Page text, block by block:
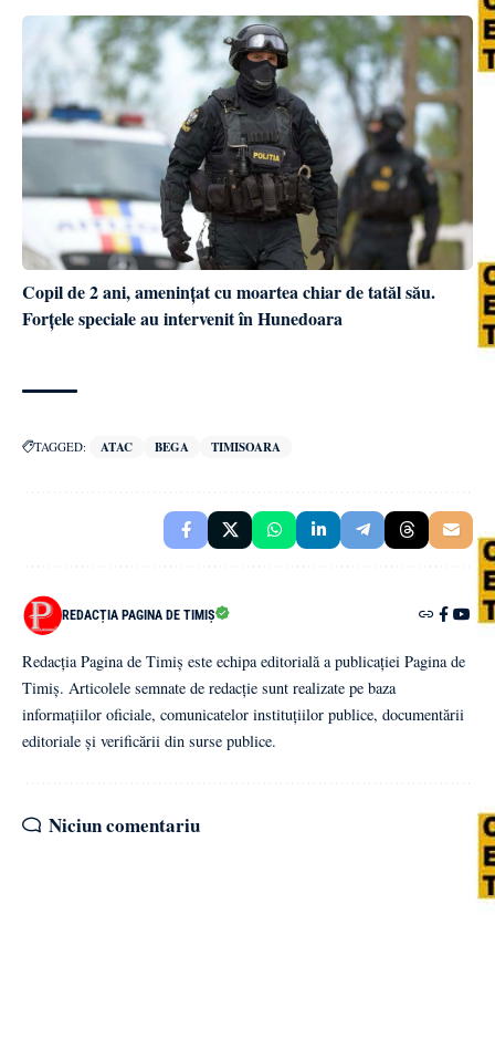
Copil de 2 ani, amenințat cu moartea chiar de tatăl său.
Forțele speciale au intervenit în Hunedoara
TAGGED: ATAC BEGA TIMISOARA
REDACȚIA PAGINA DE TIMIȘ
Redacția Pagina de Timiș este echipa editorială a publicației Pagina de
Timiș. Articolele semnate de redacție sunt realizate pe baza
informațiilor oficiale, comunicatelor instituțiilor publice, documentării
editoriale și verificării din surse publice.
Niciun comentariu